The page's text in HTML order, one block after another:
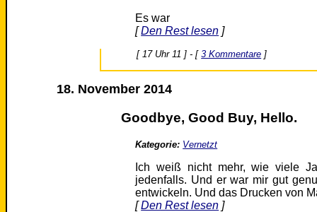
Es war
[Den Rest lesen ]
[ 17 Uhr 11 ] - [3 Kommentare ]
18. November 2014
Goodbye, Good Buy, Hello.
Kategorie: Vernetzt
Ich weiß nicht mehr, wie viele
jedenfalls. Und er war mir gut
entwickeln. Und das Drucken von
[Den Rest lesen ]